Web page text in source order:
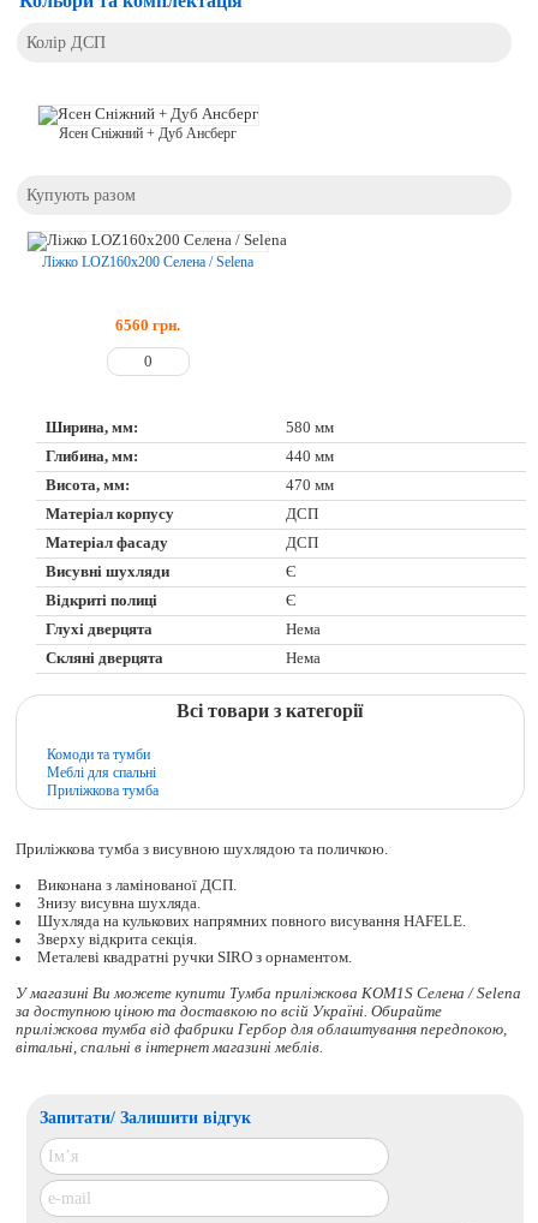
Колір ДСП
Ясен Сніжний + Дуб Ансберг
Купують разом
Ліжко LOZ160х200 Селена / Selena
6560 грн.
Ширина, мм:
580 мм
Глибина, мм:
440 мм
Висота, мм:
470 мм
Матеріал корпусу
ДСП
Матеріал фасаду
ДСП
Висувні шухляди
Є
Відкриті полиці
Є
Глухі дверцята
Нема
Скляні дверцята
Нема
Всі товари з категорії
Комоди та тумби
Меблі для спальні
Приліжкова тумба
Приліжкова тумба з висувною шухлядою та поличкою.
Виконана з ламінованої ДСП.
Знизу висувна шухляда.
Шухляда на кулькових напрямних повного висування HAFELE.
Зверху відкрита секція.
Металеві квадратні ручки SIRO з орнаментом.
У магазині Ви можете купити Тумба приліжкова KOM1S Селена / Selena
за доступною ціною та доставкою по всій Україні. Обирайте
приліжкова тумбавід фабрики Гербор для облаштування передпокою,
вітальні, спальні в інтернет магазині меблів.
Запитати/ Залишити відгук